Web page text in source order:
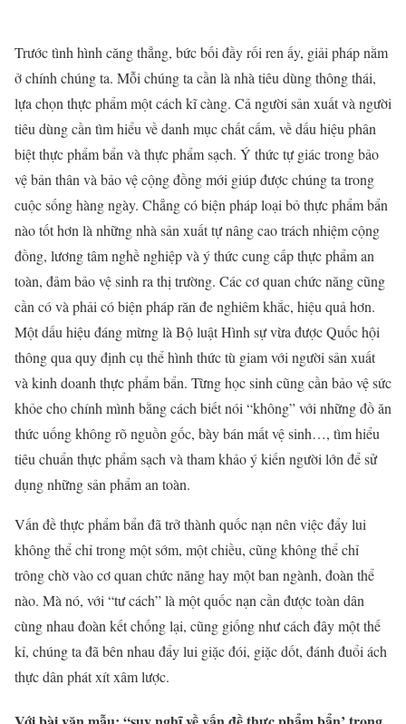
Trước tình hình căng thẳng, bức bối đầy rối ren ấy, giải pháp nằm
ở chính chúng ta. Mỗi chúng ta cần là nhà tiêu dùng thông thái,
lựa chọn thực phẩm một cách kĩ càng. Cả người sản xuất và người
tiêu dùng cần tìm hiểu về danh mục chất cấm, về dấu hiệu phân
biệt thực phẩm bẩn và thực phẩm sạch. Ý thức tự giác trong bảo
vệ bản thân và bảo vệ cộng đồng mới giúp được chúng ta trong
cuộc sống hàng ngày. Chẳng có biện pháp loại bỏ thực phẩm bẩn
nào tốt hơn là những nhà sản xuất tự nâng cao trách nhiệm cộng
đồng, lương tâm nghề nghiệp và ý thức cung cấp thực phẩm an
toàn, đảm bảo vệ sinh ra thị trường. Các cơ quan chức năng cũng
cần có và phải có biện pháp răn đe nghiêm khắc, hiệu quả hơn.
Một dấu hiệu đáng mừng là Bộ luật Hình sự vừa được Quốc hội
thông qua quy định cụ thể hình thức tù giam với người sản xuất
và kinh doanh thực phẩm bẩn. Từng học sinh cũng cần bảo vệ sức
khỏe cho chính mình bằng cách biết nói “không” với những đồ ăn
thức uống không rõ nguồn gốc, bày bán mất vệ sinh…, tìm hiểu
tiêu chuẩn thực phẩm sạch và tham khảo ý kiến người lớn để sử
dụng những sản phẩm an toàn.
Vấn đề thực phẩm bẩn đã trở thành quốc nạn nên việc đẩy lui
không thể chỉ trong một sớm, một chiều, cũng không thể chỉ
trông chờ vào cơ quan chức năng hay một ban ngành, đoàn thể
nào. Mà nó, với “tư cách” là một quốc nạn cần được toàn dân
cùng nhau đoàn kết chống lại, cũng giống như cách đây một thế
kỉ, chúng ta đã bên nhau đẩy lui giặc đói, giặc dốt, đánh đuổi ách
thực dân phát xít xâm lược.